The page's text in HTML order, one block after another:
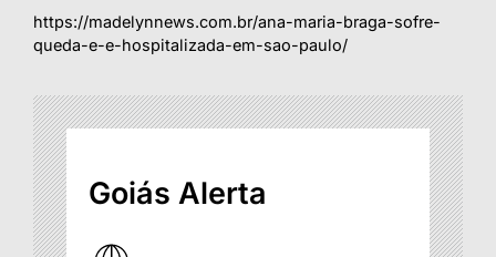
https://madelynnews.com.br/ana-maria-braga-sofre-
queda-e-e-hospitalizada-em-sao-paulo/
Goiás Alerta